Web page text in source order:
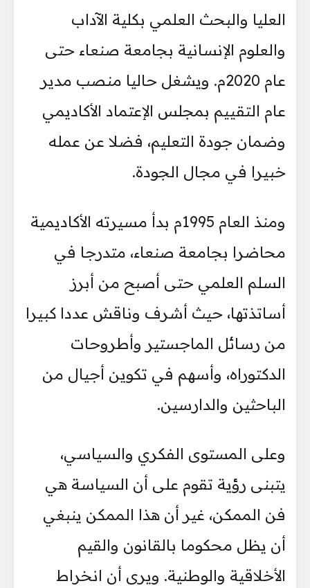
العليا والبحث العلمي بكلية الآداب
والعلوم الإنسانية بجامعة صنعاء حتى
عام 2020م. ويشغل حاليا منصب مدير
عام التقييم بمجلس الإعتماد الأكاديمي
وضمان جودة التعليم، فضلا عن عمله
خبيرا في مجال الجودة.
ومنذ العام 1995م بدأ مسيرته الأكاديمية
محاضرا بجامعة صنعاء، متدرجا في
السلم العلمي حتى أصبح من أبرز
أساتذتها، حيث أشرف وناقش عددا كبيرا
من رسائل الماجستير وأطروحات
الدكتوراه، وأسهم في تكوين أجيال من
الباحثين والدارسين.
وعلى المستوى الفكري والسياسي،
يتبنى رؤية تقوم على أن السياسة هي
فن الممكن، غير أن هذا الممكن ينبغي
أن يظل محكوما بالقانون والقيم
الأخلاقية والوطنية. ويرى أن انخراط